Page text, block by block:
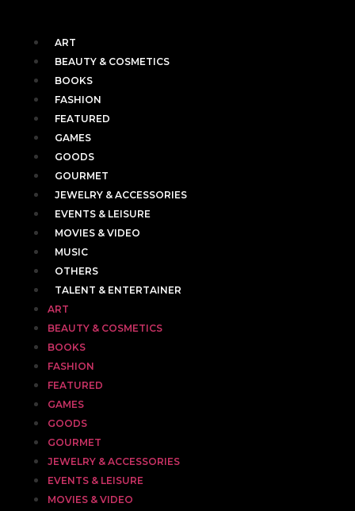
ART
BEAUTY & COSMETICS
BOOKS
FASHION
FEATURED
GAMES
GOODS
GOURMET
JEWELRY & ACCESSORIES
EVENTS & LEISURE
MOVIES & VIDEO
MUSIC
OTHERS
TALENT & ENTERTAINER
ART
BEAUTY & COSMETICS
BOOKS
FASHION
FEATURED
GAMES
GOODS
GOURMET
JEWELRY & ACCESSORIES
EVENTS & LEISURE
MOVIES & VIDEO